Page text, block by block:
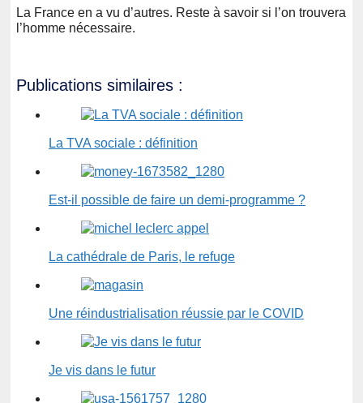
La France en a vu d’autres. Reste à savoir si l’on trouvera
l’homme nécessaire.
Publications similaires :
La TVA sociale : définition
Est-il possible de faire un demi-programme ?
La cathédrale de Paris, le refuge
Une réindustrialisation réussie par le COVID
Je vis dans le futur